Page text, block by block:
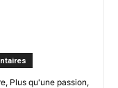
Plus qu'une passion,